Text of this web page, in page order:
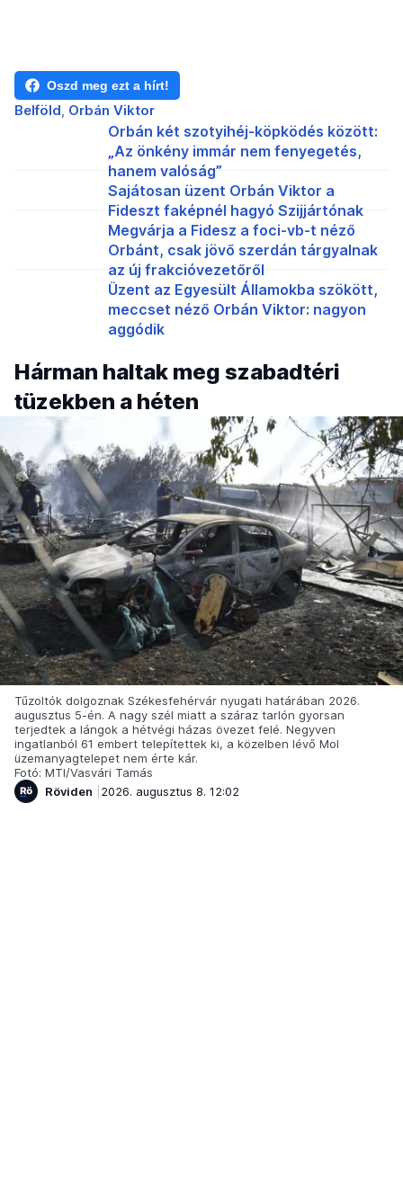
Oszd meg ezt a hírt!
Belföld Orbán Viktor
Orbán két szotyihéj-köpködés között:
„Az önkény immár nem fenyegetés,
hanem valóság”
Sajátosan üzent Orbán Viktor a
Fideszt faképnél hagyó Szijjártónak
Megvárja a Fidesz a foci-vb-t néző
Orbánt, csak jövő szerdán tárgyalnak
az új frakcióvezetőről
Üzent az Egyesült Államokba szökött,
meccset néző Orbán Viktor: nagyon
aggódik
Hárman haltak meg szabadtéri
tüzekben a héten
Tűzoltók dolgoznak Székesfehérvár nyugati határában 2026.
augusztus 5-én. A nagy szél miatt a száraz tarlón gyorsan
terjedtek a lángok a hétvégi házas övezet felé. Negyven
ingatlanból 61 embert telepítettek ki, a közelben lévő Mol
üzemanyagtelepet nem érte kár.
Fotó: MTI/Vasvári Tamás
Röviden
2026. augusztus 8. 12:02